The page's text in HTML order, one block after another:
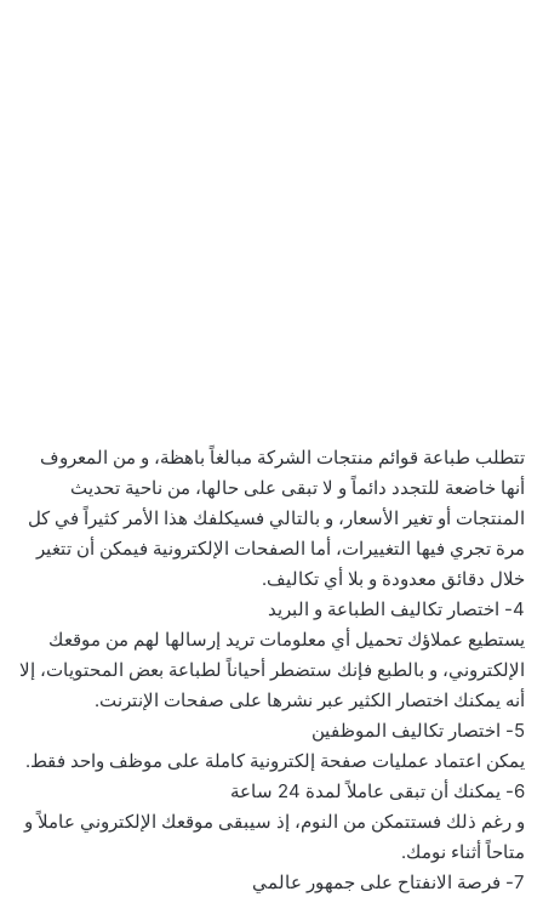
تتطلب طباعة قوائم منتجات الشركة مبالغاً باهظة، و من المعروف
أنها خاضعة للتجدد دائماً و لا تبقى على حالها، من ناحية تحديث
المنتجات أو تغير الأسعار، و بالتالي فسيكلفك هذا الأمر كثيراً في كل
مرة تجري فيها التغييرات، أما الصفحات الإلكترونية فيمكن أن تتغير
خلال دقائق معدودة و بلا أي تكاليف.
4- اختصار تكاليف الطباعة و البريد
يستطيع عملاؤك تحميل أي معلومات تريد إرسالها لهم من موقعك
الإلكتروني، و بالطبع فإنك ستضطر أحياناً لطباعة بعض المحتويات، إلا
أنه يمكنك اختصار الكثير عبر نشرها على صفحات الإنترنت.
5- اختصار تكاليف الموظفين
يمكن اعتماد عمليات صفحة إلكترونية كاملة على موظف واحد فقط.
6- يمكنك أن تبقى عاملاً لمدة 24 ساعة
و رغم ذلك فستتمكن من النوم، إذ سيبقى موقعك الإلكتروني عاملاً و
متاحاً أثناء نومك.
7- فرصة الانفتاح على جمهور عالمي